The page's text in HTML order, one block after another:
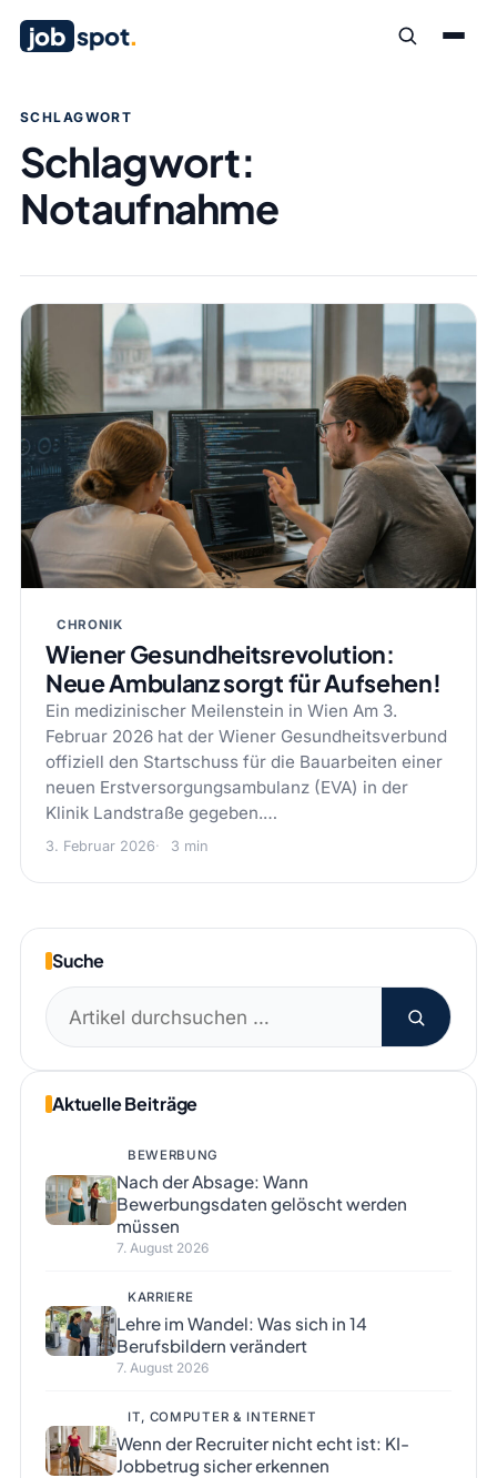
job spot.
SCHLAGWORT
Schlagwort:
Notaufnahme
CHRONIK
Wiener Gesundheitsrevolution:
Neue Ambulanz sorgt für Aufsehen!
Ein medizinischer Meilenstein in Wien Am 3.
Februar 2026 hat der Wiener Gesundheitsverbund
offiziell den Startschuss für die Bauarbeiten einer
neuen Erstversorgungsambulanz (EVA) in der
Klinik Landstraße gegeben.…
3. Februar 2026 3 min
Suche
Suchen
nach:
Aktuelle Beiträge
BEWERBUNG
Nach der Absage: Wann
Bewerbungsdaten gelöscht werden
müssen
7. August 2026
KARRIERE
Lehre im Wandel: Was sich in 14
Berufsbildern verändert
7. August 2026
IT, COMPUTER & INTERNET
Wenn der Recruiter nicht echt ist: KI-
Jobbetrug sicher erkennen